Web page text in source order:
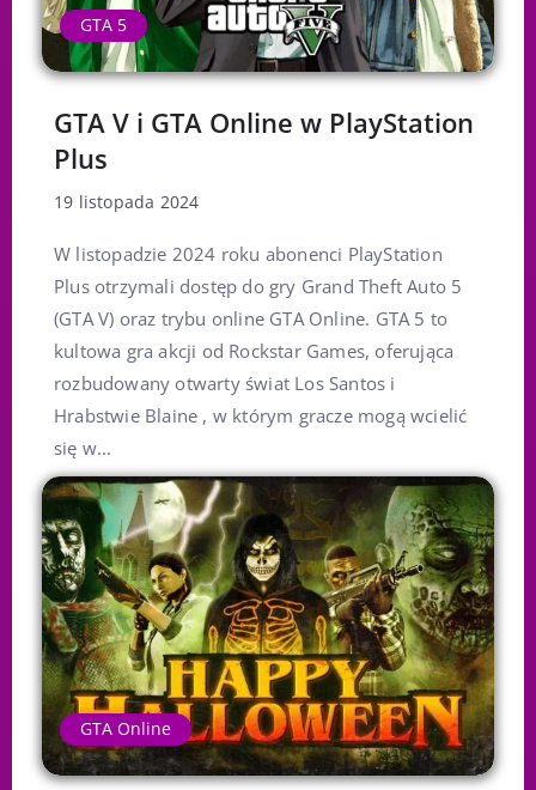
GTA 5
GTA V i GTA Online w PlayStation
Plus
19 listopada 2024
W listopadzie 2024 roku abonenci PlayStation
Plus otrzymali dostęp do gry Grand Theft Auto 5
(GTA V) oraz trybu online GTA Online. GTA 5 to
kultowa gra akcji od Rockstar Games, oferująca
rozbudowany otwarty świat Los Santos i
Hrabstwie Blaine , w którym gracze mogą wcielić
się w...
GTA Online